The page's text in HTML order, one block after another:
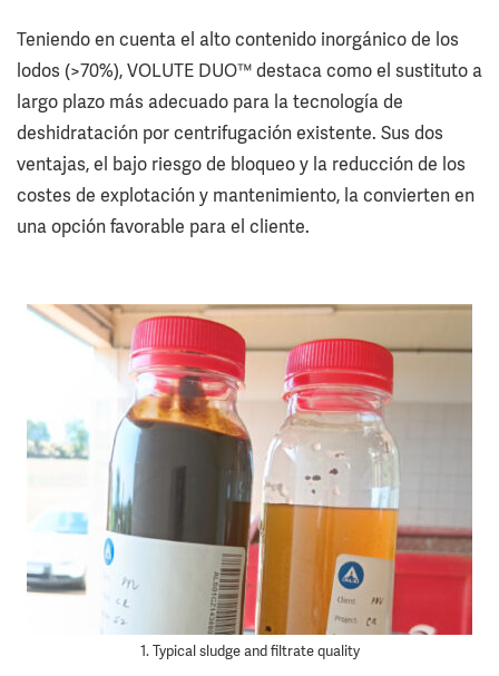
Teniendo en cuenta el alto contenido inorgánico de los
lodos (>70%), VOLUTE DUO™ destaca como el sustituto a
largo plazo más adecuado para la tecnología de
deshidratación por centrifugación existente. Sus dos
ventajas, el bajo riesgo de bloqueo y la reducción de los
costes de explotación y mantenimiento, la convierten en
una opción favorable para el cliente.
1. Typical sludge and filtrate quality